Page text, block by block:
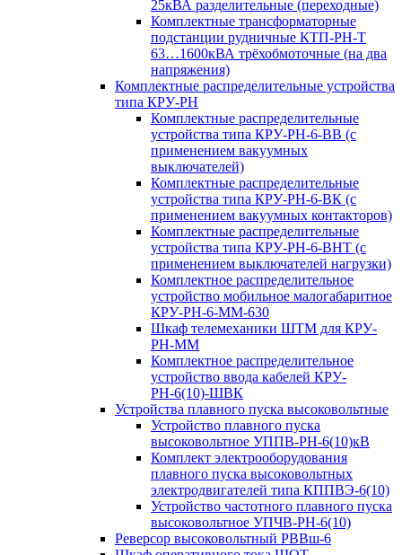
25кВА разделительные (переходные)
Комплектные трансформаторные
подстанции рудничные КТП-РН-Т
63…1600кВА трёхобмоточные (на два
напряжения)
Комплектные распределительные устройства
типа КРУ-РН
Комплектные распределительные
устройства типа КРУ-РН-6-ВВ (с
применением вакуумных
выключателей)
Комплектные распределительные
устройства типа КРУ-РН-6-ВК (с
применением вакуумных контакторов)
Комплектные распределительные
устройства типа КРУ-РН-6-ВНТ (с
применением выключателей нагрузки)
Комплектное распределительное
устройство мобильное малогабаритное
КРУ-РН-6-ММ-630
Шкаф телемеханики ШТМ для КРУ-
РН-ММ
Комплектное распределительное
устройство ввода кабелей КРУ-
РН-6(10)-ШВК
Устройства плавного пуска высоковольтные
Устройство плавного пуска
высоковольтное УППВ-РН-6(10)кВ
Комплект электрооборудования
плавного пуска высоковольтных
электродвигателей типа КППВЭ-6(10)
Устройство частотного плавного пуска
высоковольтное УПЧВ-РН-6(10)
Реверсор высоковольтный РВВш-6